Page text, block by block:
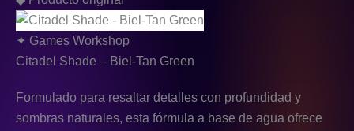
✦ Games Workshop
Citadel Shade – Biel-Tan Green
Formulado para resaltar detalles con profundidad y
sombras naturales, esta fórmula a base de agua ofrece
cantidad